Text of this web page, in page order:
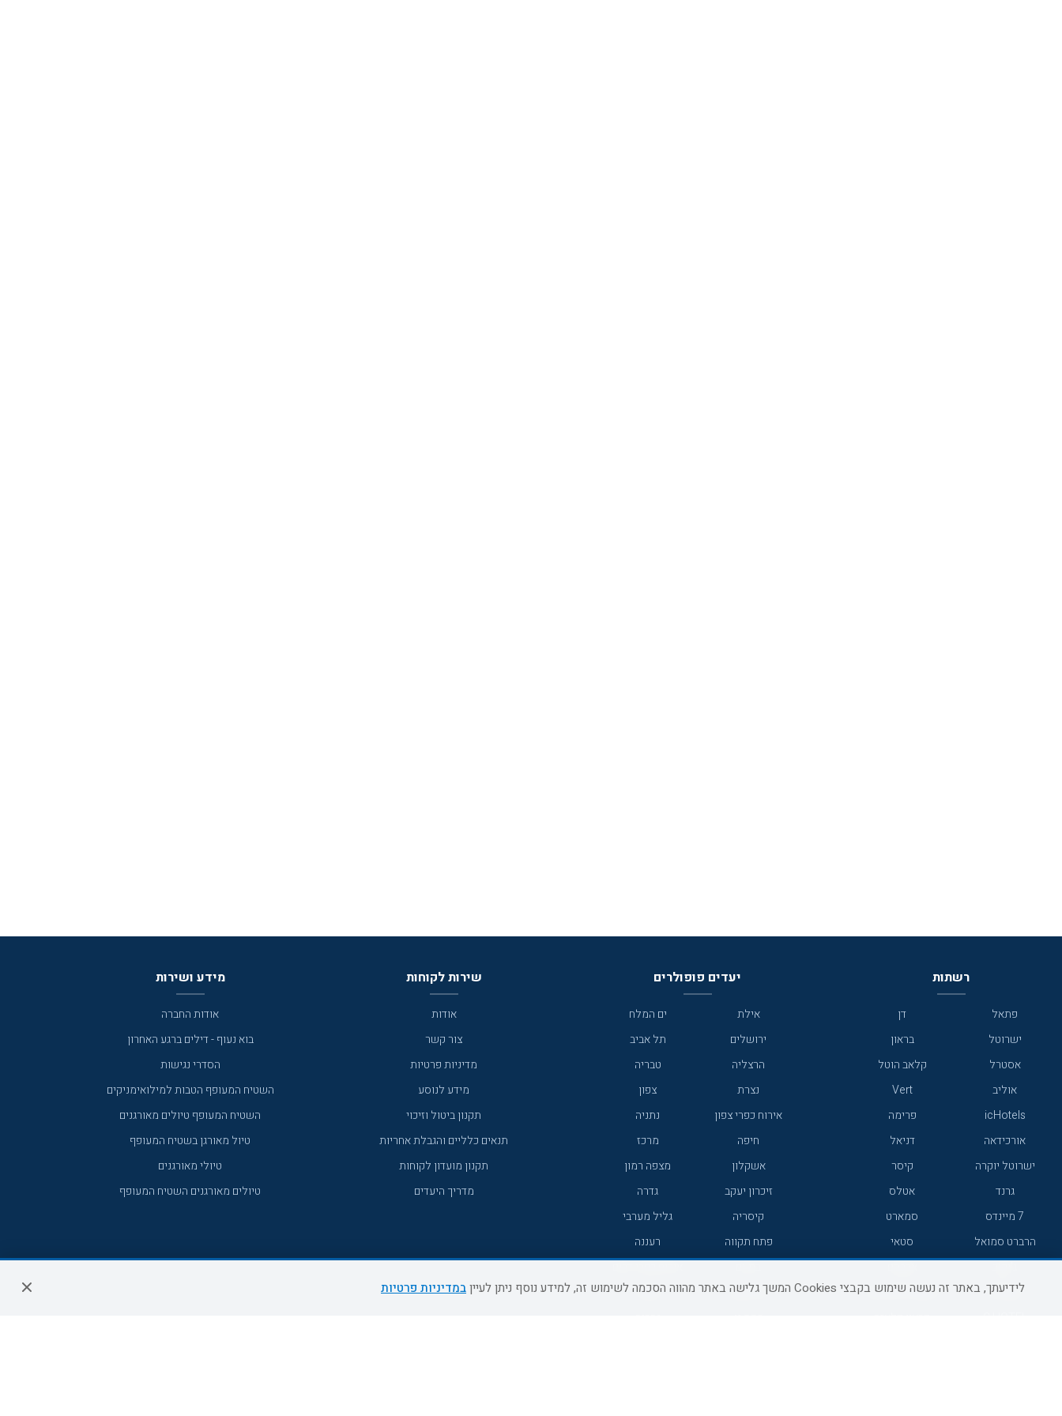
רשתות
פתאל
דן
ישרוטל
בראון
אסטרל
קלאב הוטל
אוליב
Vert
icHotels
פרימה
אורכידאה
דניאל
ישרוטל יוקרה
קיסר
גרנד
אטלס
7 מיינדס
סמארט
הרברט סמואל
סטאי
מטיילים
מלונות ללא רשת
יעדים פופולרים
אילת
ים המלח
ירושלים
תל אביב
הרצליה
טבריה
נצרת
צפון
אירוח כפרי צפון
נתניה
חיפה
מרכז
אשקלון
מצפה רמון
זיכרון יעקב
גדרה
קיסריה
גליל מערבי
פתח תקווה
רעננה
באר שבע
אשדוד
שירות לקוחות
אודות
צור קשר
מדיניות פרטיות
מידע לנוסע
תקנון ביטול וזיכוי
תנאים כלליים והגבלת אחריות
תקנון מועדון לקוחות
מדריך היעדים
מידע ושירות
אודות החברה
בוא נעוף - דילים ברגע האחרון
הסדרי נגישות
השטיח המעופף הטבות למילואימניקים
השטיח המעופף טיולים מאורגנים
טיול מאורגן בשטיח המעופף
טיולי מאורגנים
טיולים מאורגנים השטיח המעופף
לידיעתך, באתר זה נעשה שימוש בקבצי Cookies המשך גלישה באתר מהווה הסכמה לשימוש זה, למידע נוסף ניתן לעיין במדיניות פרטיות